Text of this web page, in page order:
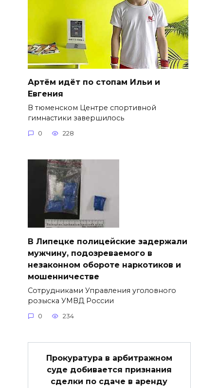
Артём идёт по стопам Ильи и
Евгения
В тюменском Центре спортивной
гимнастики завершилось
0 228
В Липецке полицейские задержали
мужчину, подозреваемого в
незаконном обороте наркотиков и
мошенничестве
Сотрудниками Управления уголовного
розыска УМВД России
0 234
Прокуратура в арбитражном
суде добивается признания
сделки по сдаче в аренду